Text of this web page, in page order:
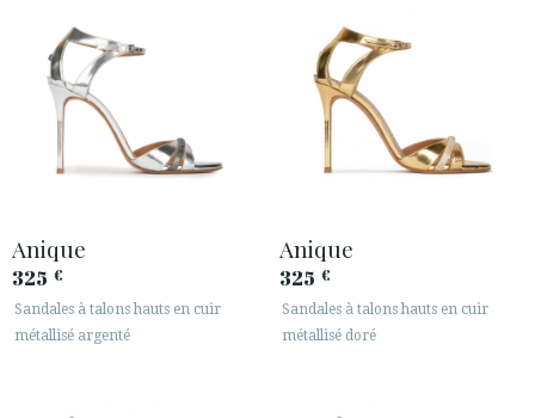
Anique
325 €
Sandales à talons hauts en cuir
métallisé argenté
Anique
325 €
Sandales à talons hauts en cuir
métallisé doré